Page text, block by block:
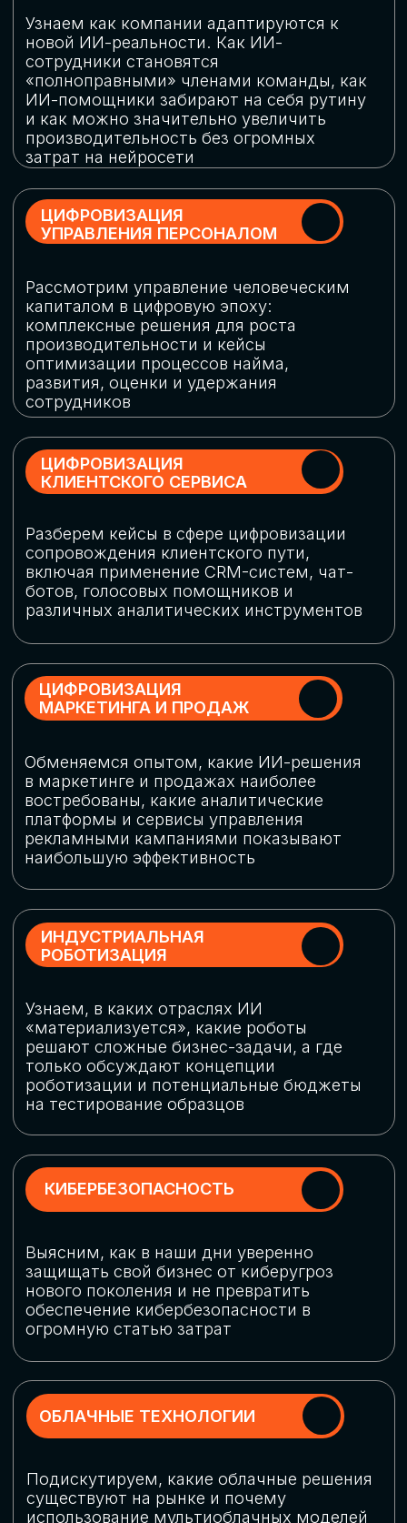
огромную статью затрат
ОБЛАЧНЫЕ ТЕХНОЛОГИИ
Подискутируем, какие облачные решения
существуют на рынке и почему
использование мультиоблачных моделей
не только снижает затраты, но и
«пересборки» бизнес-моделей
СКАЧАТЬ
ПРОГРАММУ
КОНФЕРЕНЦИИ
Оставьте заявку, мы направим вам
программу конференции
СКАЧАТЬ ПРОГРАММУ
СПИКЕРЫ
СТАТЬ СПИКЕРОМ
В конференции участвовали более 120 спикеров